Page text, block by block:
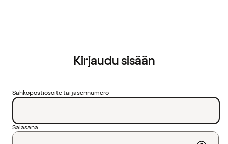
Kirjaudu sisään
Sähköpostiosoite tai jäsennumero
Salasana